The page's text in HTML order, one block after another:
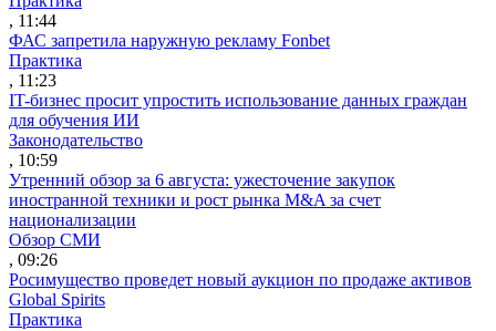
, 11:44
ФАС запретила наружную рекламу Fonbet
Практика
, 11:23
IT-бизнес просит упростить использование данных граждан
для обучения ИИ
Законодательство
, 10:59
Утренний обзор за 6 августа: ужесточение закупок
иностранной техники и рост рынка M&A за счет
национализации
Обзор СМИ
, 09:26
Росимущество проведет новый аукцион по продаже активов
Global Spirits
Практика